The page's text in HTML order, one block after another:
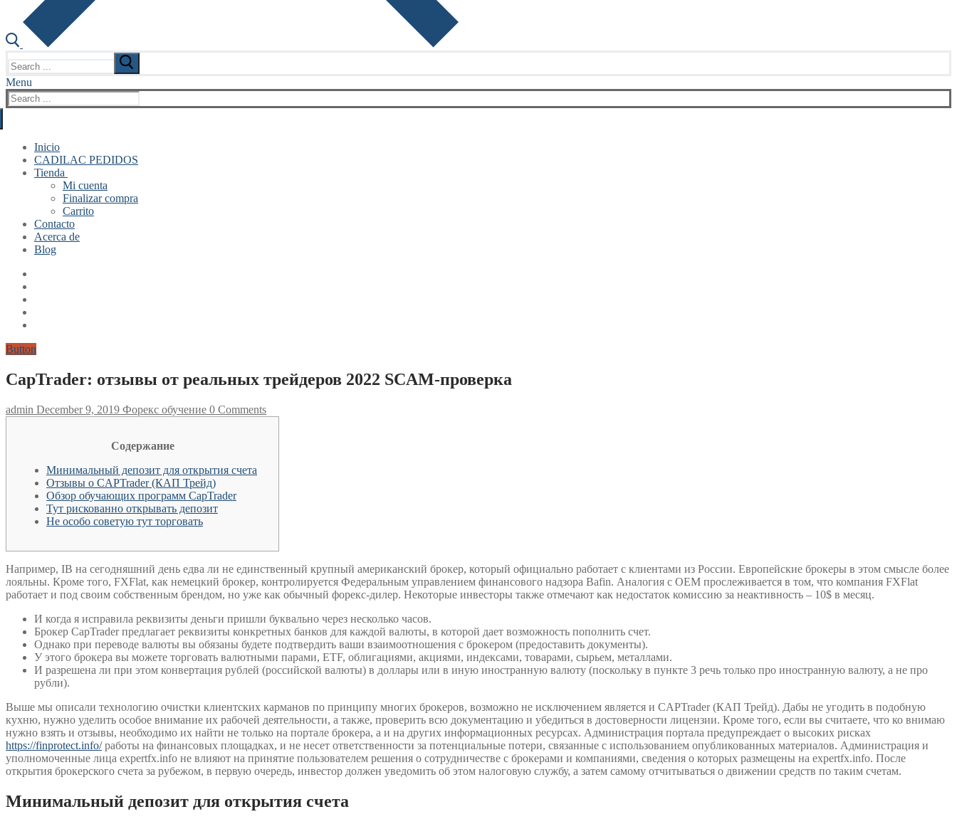
for:
Menu
Search
for:
Inicio
CADILAC PEDIDOS
Tienda
Mi cuenta
Finalizar compra
Carrito
Contacto
Acerca de
Blog
Button
CapTrader: отзывы от реальных трейдеров 2022 SCAM-проверка
admin December 9, 2019 Форекс обучение 0 Comments
Содержание
Минимальный депозит для открытия счета
Отзывы о CAPTrader (КАП Трейд)
Обзор обучающих программ CapTrader
Тут рискованно открывать депозит
Не особо советую тут торговать
Например, IB на сегодняшний день едва ли не единственный крупный американский брокер, который официально работает с клиентами из России. Европейские брокеры в этом смысле более
лояльны. Кроме того, FXFlat, как немецкий брокер, контролируется Федеральным управлением финансового надзора Bafin. Аналогия с OEM прослеживается в том, что компания FXFlat
работает и под своим собственным брендом, но уже как обычный форекс-дилер. Некоторые инвесторы также отмечают как недостаток комиссию за неактивность – 10$ в месяц.
И когда я исправила реквизиты деньги пришли буквально через несколько часов.
Брокер CapTrader предлагает реквизиты конкретных банков для каждой валюты, в которой дает возможность пополнить счет.
Однако при переводе валюты вы обязаны будете подтвердить ваши взаимоотношения с брокером (предоставить документы).
У этого брокера вы можете торговать валютными парами, ETF, облигациями, акциями, индексами, товарами, сырьем, металлами.
И разрешена ли при этом конвертация рублей (российской валюты) в доллары или в иную иностранную валюту (поскольку в пункте 3 речь только про иностранную валюту, а не про
рубли).
Выше мы описали технологию очистки клиентских карманов по принципу многих брокеров, возможно не исключением является и CAPTrader (КАП Трейд). Дабы не угодить в подобную
кухню, нужно уделить особое внимание их рабочей деятельности, а также, проверить всю документацию и убедиться в достоверности лицензии. Кроме того, если вы считаете, что ко внимаю
нужно взять и отзывы, необходимо их найти не только на портале брокера, а и на других информационных ресурсах. Администрация портала предупреждает о высоких рисках
https://finprotect.info/работы на финансовых площадках, и не несет ответственности за потенциальные потери, связанные с использованием опубликованных материалов. Администрация и
уполномоченные лица expertfx.info не влияют на принятие пользователем решения о сотрудничестве с брокерами и компаниями, сведения о которых размещены на expertfx.info. После
открытия брокерского счета за рубежом, в первую очередь, инвестор должен уведомить об этом налоговую службу, а затем самому отчитываться о движении средств по таким счетам.
Минимальный депозит для открытия счета